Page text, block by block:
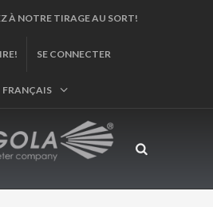
À NOTRE TIRAGE AU SORT!
SE CONNECTER
FRANÇAIS